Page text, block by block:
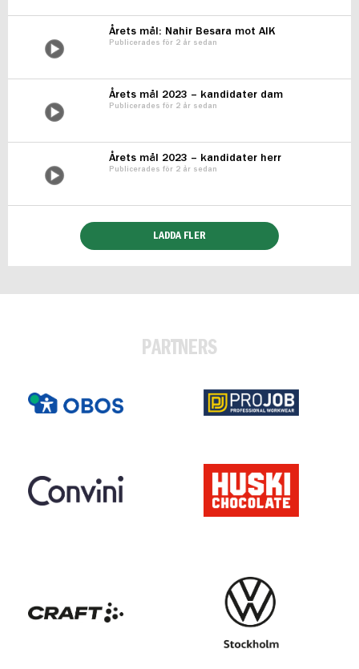
Årets mål: Nahir Besara mot AIK
Publicerades för 2 år sedan
Årets mål 2023 – kandidater dam
Publicerades för 2 år sedan
Årets mål 2023 – kandidater herr
Publicerades för 2 år sedan
LADDA FLER
PARTNERS